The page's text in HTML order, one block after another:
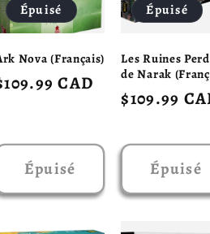
Épuisé
Nova (Français)
CAD
Épuisé
Épuisé
Les Ruines
de Narak
Prix
$109.99
Épuisé